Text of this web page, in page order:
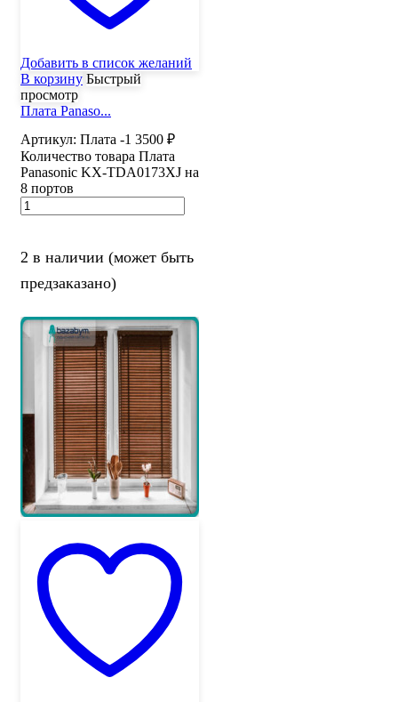
Добавить в список желаний
В корзину Быстрый
просмотр
Плата Panaso...
Артикул: Плата -1 3500 ₽
Количество товара Плата
Panasonic KX-TDA0173XJ на
8 портов
2 в наличии (может быть
предзаказано)